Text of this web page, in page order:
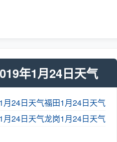
年1月24日天气
月24日天气福田1月24日天气
月24日天气龙岗1月24日天气